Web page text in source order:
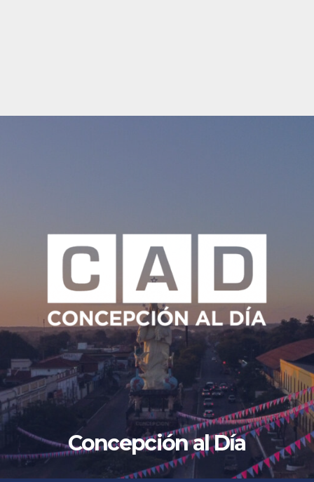
Concepción al Día